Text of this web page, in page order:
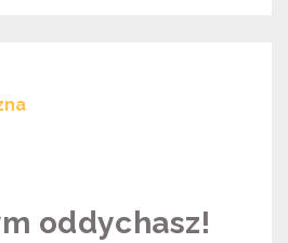
oddychasz!